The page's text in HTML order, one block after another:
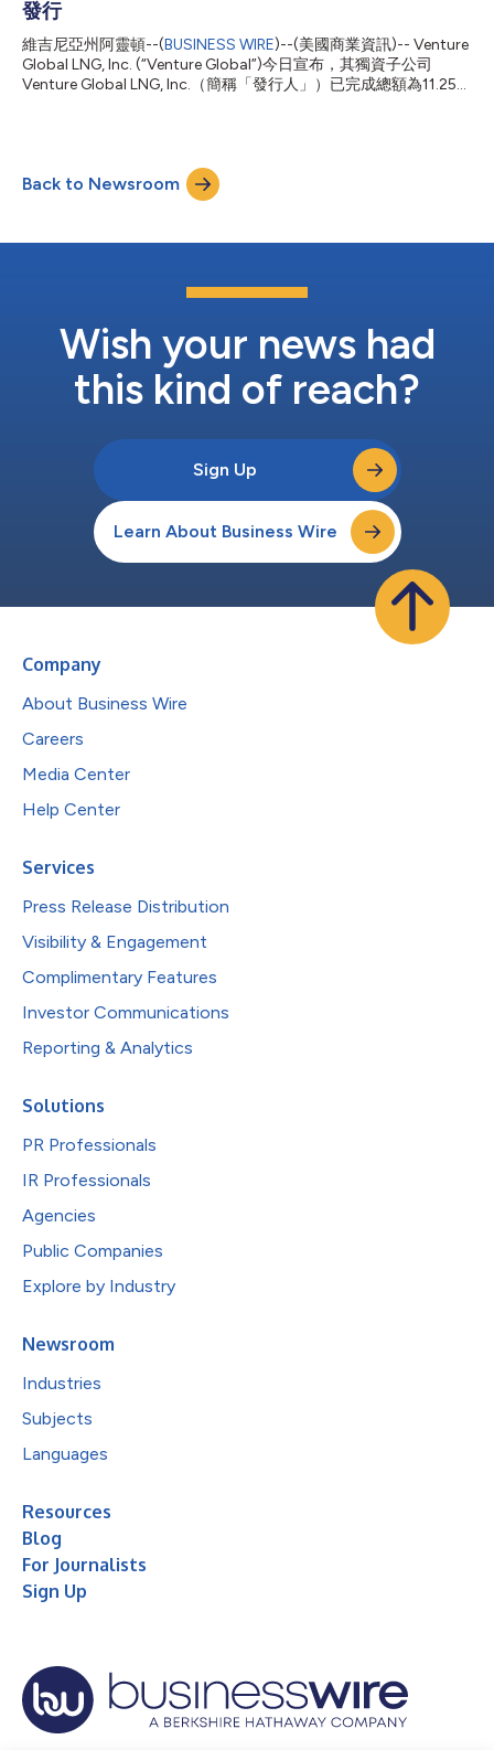
議以我們與EnBW穩固且長期的合作關係為基礎，也證明我們有決
心滿足客戶不斷變化的能源需求。我們動能十足的行銷平台為我們
帶來獨特優勢，能夠提供短期、中期及長期的供應解決方案。」
關於Venture Global Venture Global是美國低成本液化天然氣
(LNG)的生產商和出口商，其在產、在建及開發中的產能超過1億
發行
維吉尼亞州阿靈頓--(BUSINESS WIRE)--(美國商業資訊)-- Venture
Global LNG, Inc. (“Venture Global”)今日宣布，其獨資子公司
Venture Global LNG, Inc.（簡稱「發行人」）已完成總額為11.25億
票據合稱「票據」）的發行。發行人將此次發行所得款項用於贖回
其所有未償還的2028年到期、票面利率為8.125%的優先擔保票據
（簡稱「現有2028年票據」），並使用自有現金支付了贖回溢價
2034年12月15日到期，2036年到期票據將於2036年6月15日到
擔保。未來，若發行人的某些子公司產生或擔保特定金額的債務，
也將對票據提供擔保，但在指定評等機構將票據評定為投資級的任
Back to Newsroom
Wish your news had
this kind of reach?
Sign Up
Learn About Business Wire
Company
About Business Wire
Careers
Media Center
Help Center
Services
Press Release Distribution
Visibility & Engagement
Complimentary Features
Investor Communications
Reporting & Analytics
Solutions
PR Professionals
IR Professionals
Agencies
Public Companies
Explore by Industry
Newsroom
Industries
Subjects
Languages
Resources
Blog
For Journalists
Sign Up